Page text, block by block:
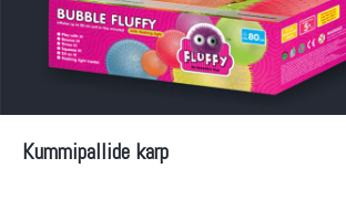
Kummipallide karp